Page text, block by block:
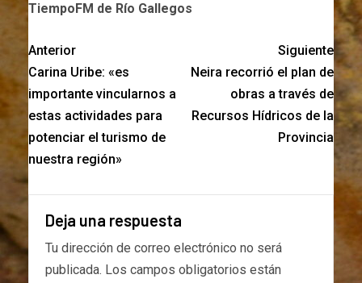
TiempoFM de Río Gallegos
Anterior
Carina Uribe: «es
importante vincularnos a
estas actividades para
potenciar el turismo de
nuestra región»
Siguiente
Neira recorrió el plan de
obras a través de
Recursos Hídricos de la
Provincia
Deja una respuesta
Tu dirección de correo electrónico no será
publicada. Los campos obligatorios están